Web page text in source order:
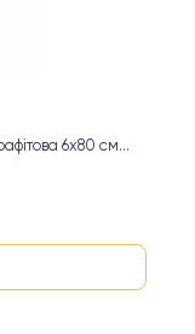
6х80 см...